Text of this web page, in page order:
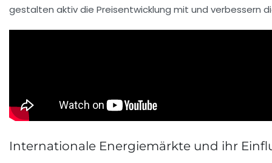
gestalten aktiv die Preisentwicklung mit und verbessern
Internationale Energiemärkte und ihr